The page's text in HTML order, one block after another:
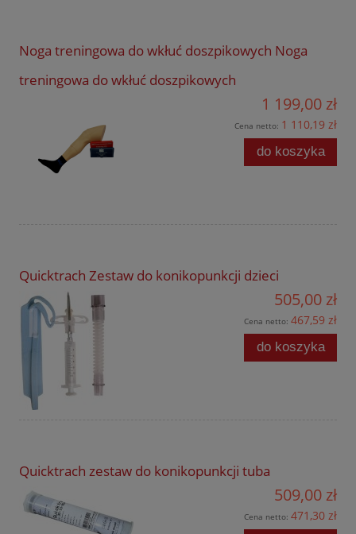
Noga treningowa do wkłuć doszpikowych Noga
treningowa do wkłuć doszpikowych
1 199,00 zł
Cena netto: 1 110,19 zł
do koszyka
Quicktrach Zestaw do konikopunkcji dzieci
505,00 zł
Cena netto: 467,59 zł
do koszyka
Quicktrach zestaw do konikopunkcji tuba
509,00 zł
Cena netto: 471,30 zł